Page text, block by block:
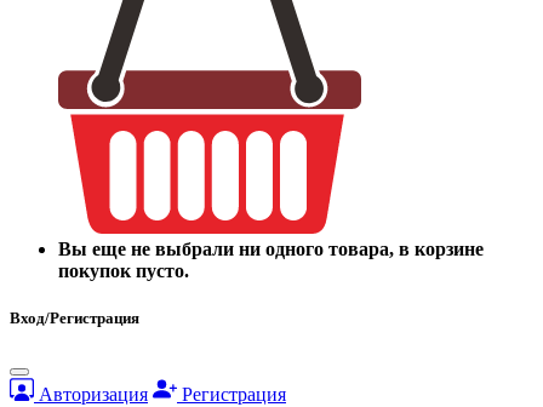
Вы еще не выбрали ни одного товара, в корзине
покупок пусто.
Вход/Регистрация
Авторизация Регистрация